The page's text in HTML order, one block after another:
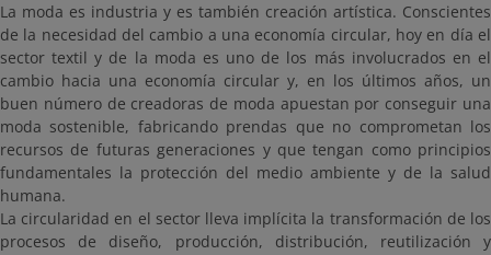
La moda es industria y es también creación artística. Conscientes
de la necesidad del cambio a una economía circular, hoy en día el
sector textil y de la moda es uno de los más involucrados en el
cambio hacia una economía circular y, en los últimos años, un
buen número de creadoras de moda apuestan por conseguir una
moda sostenible, fabricando prendas que no comprometan los
recursos de futuras generaciones y que tengan como principios
fundamentales la protección del medio ambiente y de la salud
humana.
La circularidad en el sector lleva implícita la transformación de los
procesos de diseño, producción, distribución, reutilización y